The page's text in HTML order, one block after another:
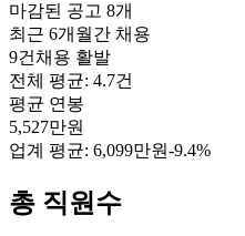
마감된 공고 8개
최근 6개월간 채용
9건 채용 활발
전체 평균: 4.7건
평균 연봉
5,527만원
업계 평균: 6,099만원-9.4%
총 직원수